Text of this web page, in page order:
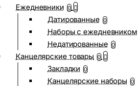
Ежедневники 0
Датированные 0
Наборы с ежедневником
Недатированные 0
Канцелярские товары 0
Закладки 0
Канцелярские наборы 0